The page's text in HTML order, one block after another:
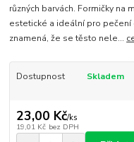
různých barvách. Formičky
estetické a ideální pro pečení
znamená, že se těsto nele...
Dostupnost Skladem
23,00 Kč/ks
19,01 Kč bez DPH